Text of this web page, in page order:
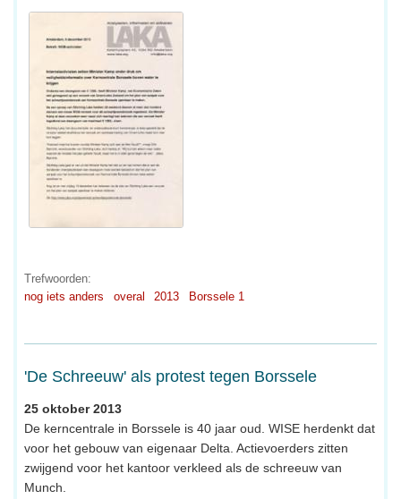
Trefwoorden:
nog iets anders
overal 2013 Borssele 1
'De Schreeuw' als protest tegen Borssele
25 oktober 2013
De kerncentrale in Borssele is 40 jaar oud. WISE herdenkt dat
voor het gebouw van eigenaar Delta. Actievoerders zitten
zwijgend voor het kantoor verkleed als de schreeuw van
Munch.